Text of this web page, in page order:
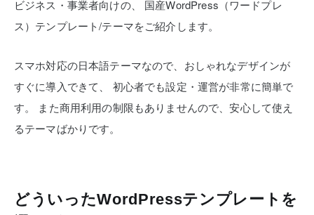
ビジネス・事業者向けの、
国産WordPress（ワードプレ
ス）テンプレート/テーマをご紹介します。
スマホ対応の日本語テーマなので、おしゃれなデザインが
すぐに導入できて、
初心者でも設定・運営が非常に簡単で
す。
また商用利用の制限もありませんので、安心して使え
るテーマばかりです。
どういったWordPressテンプレートを